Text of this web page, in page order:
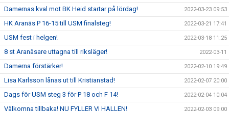
Damernas kval mot BK Heid startar på lördag! 2022-03-23 09:53
HK Aranäs P 16-15 till USM finalsteg! 2022-03-21 17:41
USM fest i helgen! 2022-03-18 11:25
8 st Aranäsare uttagna till riksläger! 2022-03-11
Damerna förstärker! 2022-02-10 19:49
Lisa Karlsson lånas ut till Kristianstad! 2022-02-07 20:00
Dags för USM steg 3 för P 18 och F 14! 2022-02-04 10:04
Välkomna tillbaka! NU FYLLER VI HALLEN! 2022-02-03 09:00